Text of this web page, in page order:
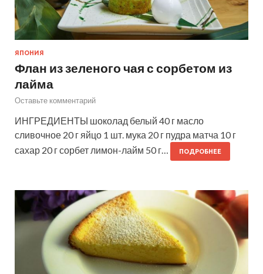
ЯПОНИЯ
Флан из зеленого чая с сорбетом из
лайма
Оставьте комментарий
ИНГРЕДИЕНТЫ шоколад белый 40 г масло
сливочное 20 г яйцо 1 шт. мука 20 г пудра матча 10 г
сахар 20 г сорбет лимон-лайм 50 г…
ПОДРОБНЕЕ